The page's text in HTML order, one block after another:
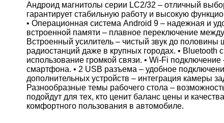
Андроид магнитолы серии LC2/32 – отличный
гарантирует стабильную работу и высокую
• Операционная система Android 9 – надежная и
встроенной памяти – плавное переключение
Встроенный усилитель – чистый звук до
радиостанций даже в крупных городах. •
использование громкой связи. • Wi-Fi
смартфона. • 2 USB разъема – удобное
дополнительных устройств – интеграция камеры
Разнообразные темы рабочего стола –
подойдут для тех, кто ценит баланс цены и
комфортного пользования в автомобиле.